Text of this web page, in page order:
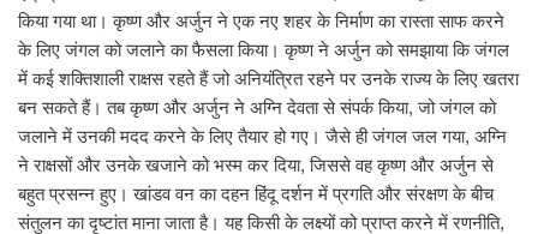
किया गया था। कृष्ण और अर्जुन ने एक नए शहर के निर्माण का रास्ता साफ करने
के लिए जंगल को जलाने का फैसला किया। कृष्ण ने अर्जुन को समझाया कि जंगल
में कई शक्तिशाली राक्षस रहते हैं जो अनियंत्रित रहने पर उनके राज्य के लिए खतरा
बन सकते हैं। तब कृष्ण और अर्जुन ने अग्नि देवता से संपर्क किया, जो जंगल को
जलाने में उनकी मदद करने के लिए तैयार हो गए। जैसे ही जंगल जल गया, अग्नि
ने राक्षसों और उनके खजाने को भस्म कर दिया, जिससे वह कृष्ण और अर्जुन से
बहुत प्रसन्न हुए। खांडव वन का दहन हिंदू दर्शन में प्रगति और संरक्षण के बीच
संतुलन का दृष्टांत माना जाता है। यह किसी के लक्ष्यों को प्राप्त करने में रणनीति,